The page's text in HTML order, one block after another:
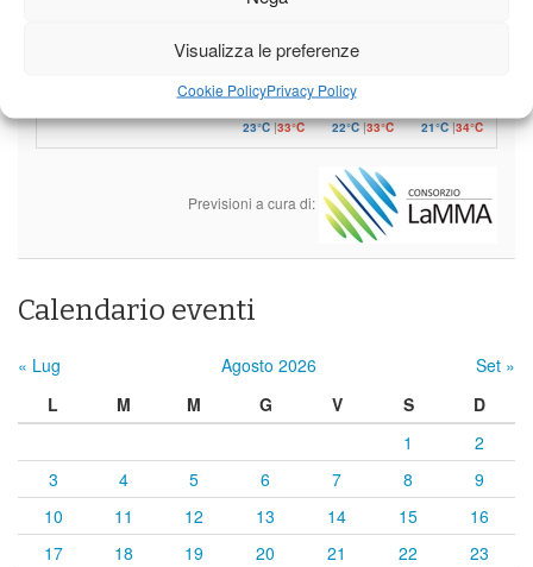
Visualizza le preferenze
Cookie PolicyPrivacy Policy
23°C|33°C 22°C|
Castelnuovo Garfagnana
23°C|33°C 22°C|33°C 21°C|34°C
Previsioni a cura di:
Calendario eventi
« Lug Agosto 2026
Set »
L
M M G V S
D
1
2
3
4 5 6 7 8
9
10
11 12 13 14 15
16
17
18 19 20 21 22
23